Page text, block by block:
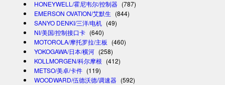
HONEYWELL/霍尼韦尔/控制器 (787)
EMERSON OVATION/艾默生 (844)
SANYO DENKI/三洋/电机 (49)
NI/美国/控制接口卡 (640)
MOTOROLA/摩托罗拉/主板 (460)
YOKOGAWA/日本/横河 (258)
KOLLMORGEN/科尔摩根 (412)
METSO/美卓/卡件 (119)
WOODWARD/伍德沃德/调速器 (592)